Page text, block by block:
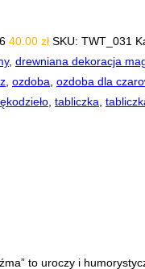
40.00 zł SKU: TWT_031
, drewniana dekoracja
, ozdoba, ozdoba dla
, tabliczka,
to uroczy i